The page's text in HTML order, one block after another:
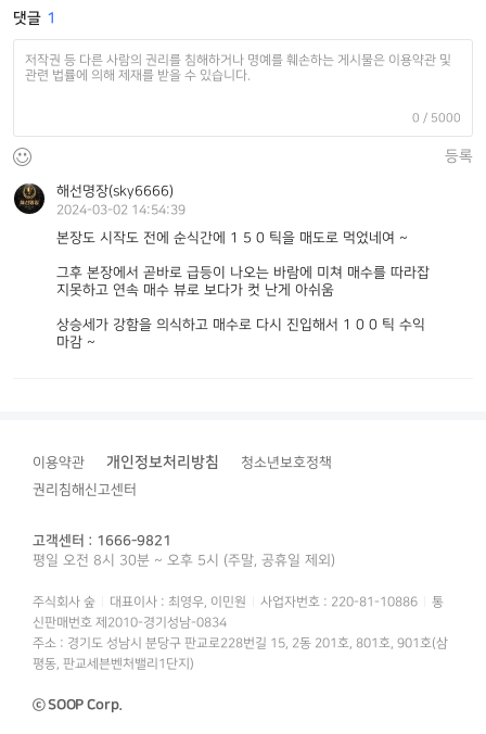
댓글 1
0 / 5000
등록
해선명장(sky6666)
2024-03-02 14:54:39
본장도 시작도 전에 순식간에 1 5 0 틱을 매도로 먹었네여 ~
그후 본장에서 곧바로 급등이 나오는 바람에 미쳐 매수를 따라잡
지못하고 연속 매수 뷰로 보다가 컷 난게 아쉬움
상승세가 강함을 의식하고 매수로 다시 진입해서 1 0 0 틱 수익
마감 ~
이용약관 개인정보처리방침
청소년보호정책
권리침해신고센터
고객센터 : 1666-9821
평일 오전 8시 30분 ~ 오후 5시 (주말, 공휴일 제외)
주식회사 숲 대표이사 : 최영우, 이민원 사업자번호 : 220-81-10886
통
신판매번호 제2010-경기성남-0834
주소 : 경기도 성남시 분당구 판교로228번길 15, 2동 201호, 801호, 901호(삼
평동, 판교세븐벤처밸리1단지)
ⓒ SOOP Corp.